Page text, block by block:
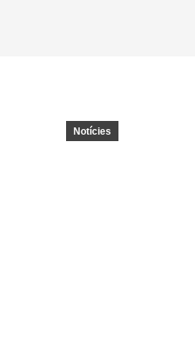
Notícies